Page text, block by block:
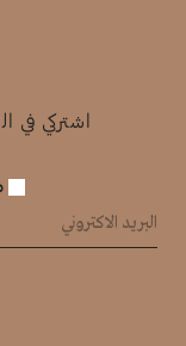
اشتركي في